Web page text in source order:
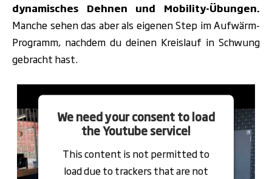
dynamisches Dehnen und Mobility-Übungen.
Manche sehen das aber als eigenen Step im Aufwärm-
Programm, nachdem du deinen Kreislauf in Schwung
gebracht hast.
Video
Player
We need your consent to load
the Youtube service!
This content is not permitted to
load due to trackers that are not